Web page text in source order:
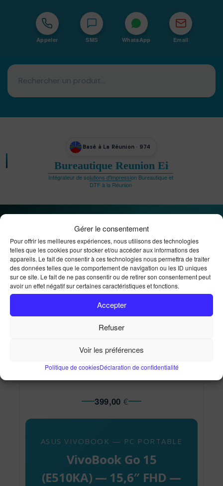
Gérer le consentement
Pour offrir les meilleures expériences, nous utilisons des technologies
telles que les cookies pour stocker et/ou accéder aux informations des
appareils. Le fait de consentir à ces technologies nous permettra de traiter
des données telles que le comportement de navigation ou les ID uniques
sur ce site. Le fait de ne pas consentir ou de retirer son consentement peut
avoir un effet négatif sur certaines caractéristiques et fonctions.
Accepter
Refuser
Voir les préférences
Politique de cookiesDéclaration de confidentialité
Appeler SMS WhatsApp Email
Basé à La Réunion · 974
Bureautique Reunion Ei
Intégrateur de solutions d'impression Bureautique et
DTF à la Réunion
PC portable Bureautique ASUS VIVOBOOK GO 15
Accueil Ma Boutique
PC portable Bureautique
ASUS VIVOBOOK GO 15
PC portable Bureautique
ASUS VIVOBOOK GO 15
399,00€
ASUS VIVOBOOK — PC PORTABLE
VivoBook Go 15
(E510KA) — 15,6″ FHD —